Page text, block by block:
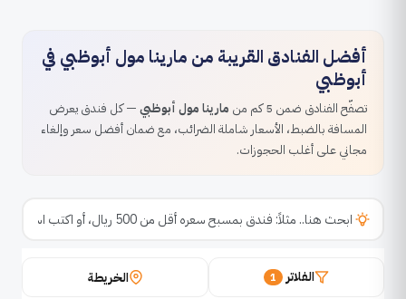
أفضل الفنادق القريبة من مارينا مول أبوظبي في
أبوظبي
تصفّح الفنادق ضمن 5 كم من مارينا مول أبوظبي— كل فندق يعرض
المسافة بالضبط، الأسعار شاملة الضرائب، مع ضمان أفضل سعر وإلغاء
مجاني على أغلب الحجوزات.
الفلاتر 1 الخريطة